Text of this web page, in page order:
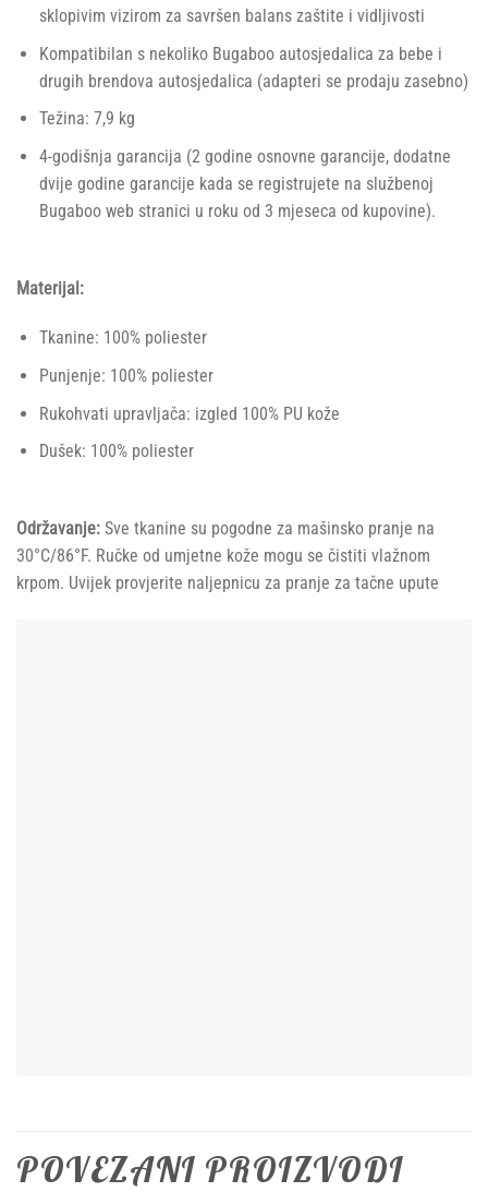
sklopivim vizirom za savršen balans zaštite i vidljivosti​​
Kompatibilan s nekoliko Bugaboo autosjedalica za bebe i
drugih brendova autosjedalica (adapteri se prodaju zasebno)
Težina: 7,9 kg
4-godišnja garancija (2 godine osnovne garancije, dodatne
dvije godine garancije kada se registrujete na službenoj
Bugaboo web stranici u roku od 3 mjeseca od kupovine).
Materijal:
Tkanine: 100% poliester
Punjenje: 100% poliester
Rukohvati upravljača: izgled 100% PU kože
Dušek: 100% poliester
Održavanje: Sve tkanine su pogodne za mašinsko pranje na
30°C/86°F. Ručke od umjetne kože mogu se čistiti vlažnom
krpom. Uvijek provjerite naljepnicu za pranje za tačne upute
POVEZANI PROIZVODI